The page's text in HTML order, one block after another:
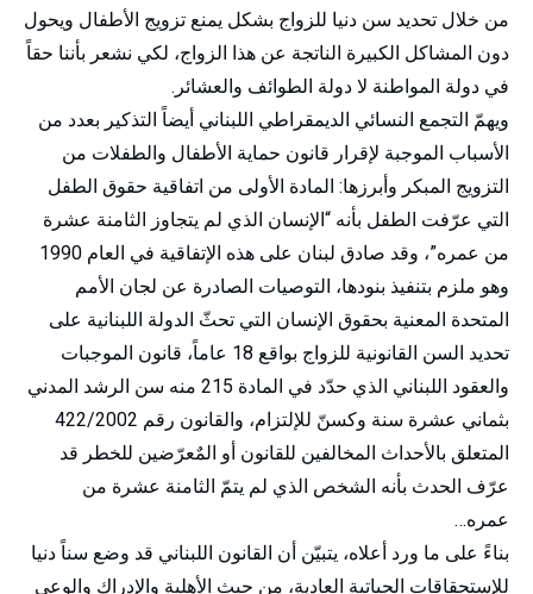
من خلال تحديد سن دنيا للزواج بشكل يمنع تزويج الأطفال ويحول
دون المشاكل الكبيرة الناتجة عن هذا الزواج، لكي نشعر بأننا حقاً
في دولة المواطنة لا دولة الطوائف والعشائر.
ويهمّ التجمع النسائي الديمقراطي اللبناني أيضاً التذكير بعدد من
الأسباب الموجبة لإقرار قانون حماية الأطفال والطفلات من
التزويج المبكر وأبرزها: المادة الأولى من اتفاقية حقوق الطفل
التي عرّفت الطفل بأنه “الإنسان الذي لم يتجاوز الثامنة عشرة
من عمره”، وقد صادق لبنان على هذه الإتفاقية في العام 1990
وهو ملزم بتنفيذ بنودها، التوصيات الصادرة عن لجان الأمم
المتحدة المعنية بحقوق الإنسان التي تحثّ الدولة اللبنانية على
تحديد السن القانونية للزواج بواقع 18 عاماً، قانون الموجبات
والعقود اللبناني الذي حدّد في المادة 215 منه سن الرشد المدني
بثماني عشرة سنة وكسنّ للإلتزام، والقانون رقم 422/2002
المتعلق بالأحداث المخالفين للقانون أو المٌعرّضين للخطر قد
عرّف الحدث بأنه الشخص الذي لم يتمّ الثامنة عشرة من
عمره…
بناءً على ما ورد أعلاه، يتبيّن أن القانون اللبناني قد وضع سناً دنيا
للإستحقاقات الحياتية العادية، من حيث الأهلية والإدراك والوعي